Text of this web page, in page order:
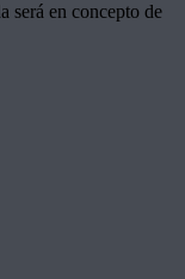
será en concepto de